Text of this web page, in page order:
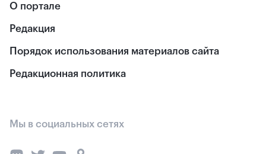
О портале
Редакция
Порядок использования материалов сайта
Редакционная политика
Мы в социальных сетях